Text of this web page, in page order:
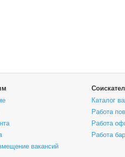
вакансий
Каталог
Работа
Работа
Работа